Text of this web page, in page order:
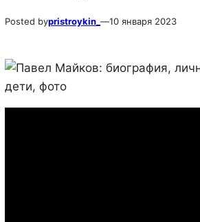
Posted bypristroykin_ —10 января 2023